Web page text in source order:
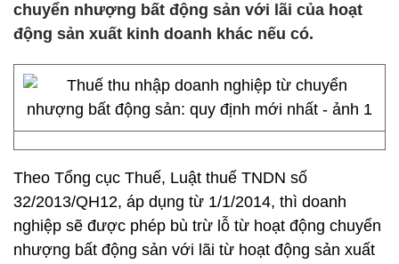
chuyển nhượng bất động sản với lãi của hoạt
động sản xuất kinh doanh khác nếu có.
Theo Tổng cục Thuế, Luật thuế TNDN số
32/2013/QH12, áp dụng từ 1/1/2014, thì doanh
nghiệp sẽ được phép bù trừ lỗ từ hoạt động chuyển
nhượng bất động sản với lãi từ hoạt động sản xuất